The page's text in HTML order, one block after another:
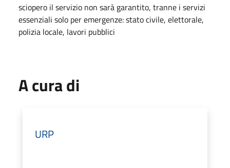
sciopero il servizio non sarà garantito, tranne i servizi
essenziali solo per emergenze: stato civile, elettorale,
polizia locale, lavori pubblici
A cura di
URP